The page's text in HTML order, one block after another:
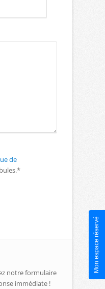
Mon espace réservé
de
notre formulaire
immédiate !